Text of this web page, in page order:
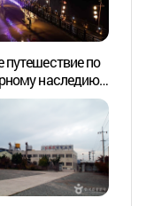
путешествие по
наследию
«Вольён Яхэн»
가유산 야행
")